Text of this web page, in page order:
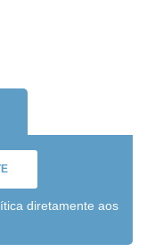
diretamente aos